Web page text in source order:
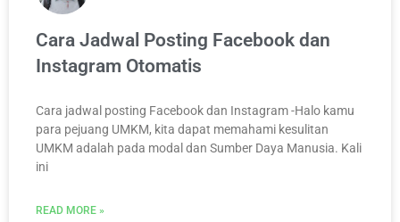
Cara Jadwal Posting Facebook dan
Instagram Otomatis
Cara jadwal posting Facebook dan Instagram -Halo kamu
para pejuang UMKM, kita dapat memahami kesulitan
UMKM adalah pada modal dan Sumber Daya Manusia. Kali
ini
READ MORE »